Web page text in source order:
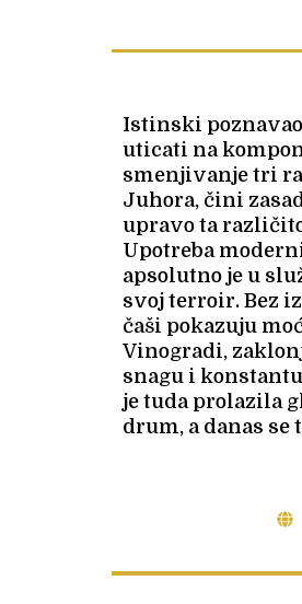
Istinski
uticati na
smenjivanje tri
Juhora, čini
upravo ta
Upotreba
apsolutno je u
svoj terroir. Bez
čaši pokazuju
Vinogradi,
snagu i
je tuda prolazila
drum, a danas